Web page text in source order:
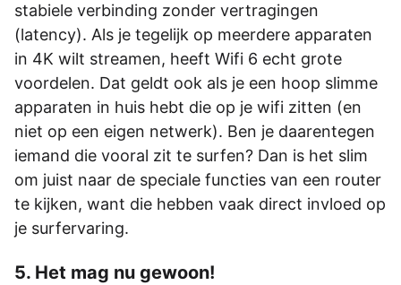
stabiele verbinding zonder vertragingen
(latency). Als je tegelijk op meerdere apparaten
in 4K wilt streamen, heeft Wifi 6 echt grote
voordelen. Dat geldt ook als je een hoop slimme
apparaten in huis hebt die op je wifi zitten (en
niet op een eigen netwerk). Ben je daarentegen
iemand die vooral zit te surfen? Dan is het slim
om juist naar de speciale functies van een router
te kijken, want die hebben vaak direct invloed op
je surfervaring.
5. Het mag nu gewoon!